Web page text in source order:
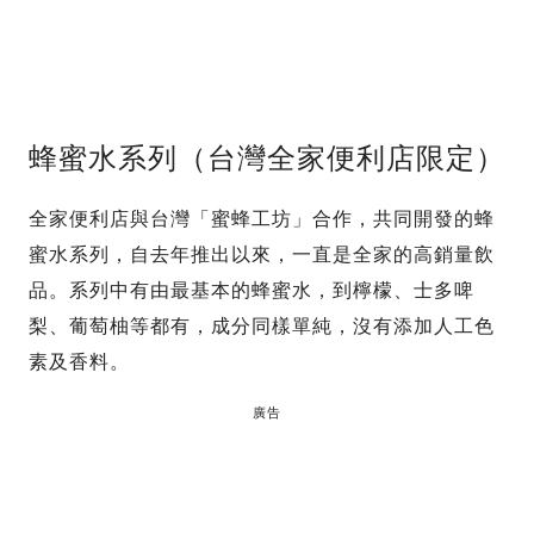
蜂蜜水系列（台灣全家便利店限定）
全家便利店與台灣「蜜蜂工坊」合作，共同開發的蜂
蜜水系列，自去年推出以來，一直是全家的高銷量飲
品。系列中有由最基本的蜂蜜水，到檸檬、士多啤
梨、葡萄柚等都有，成分同樣單純，沒有添加人工色
素及香料。
廣告